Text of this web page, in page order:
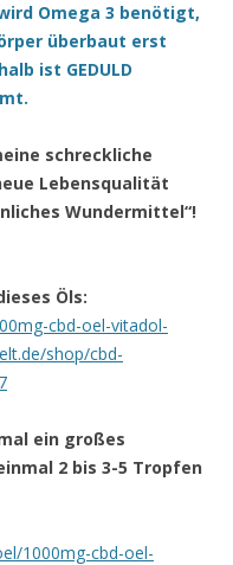
Omega 3 benötigt,
überbaut erst
ist GEDULD
schreckliche
Lebensqualität
Wundermittel“!
Öls:
cbd-oel-vitadol-
shop/cbd-
ein großes
2 bis 3-5 Tropfen
1000mg-cbd-oel-